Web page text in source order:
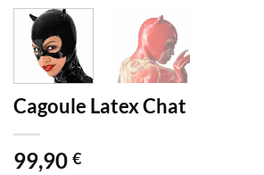
Cagoule Latex Chat
99,90 €